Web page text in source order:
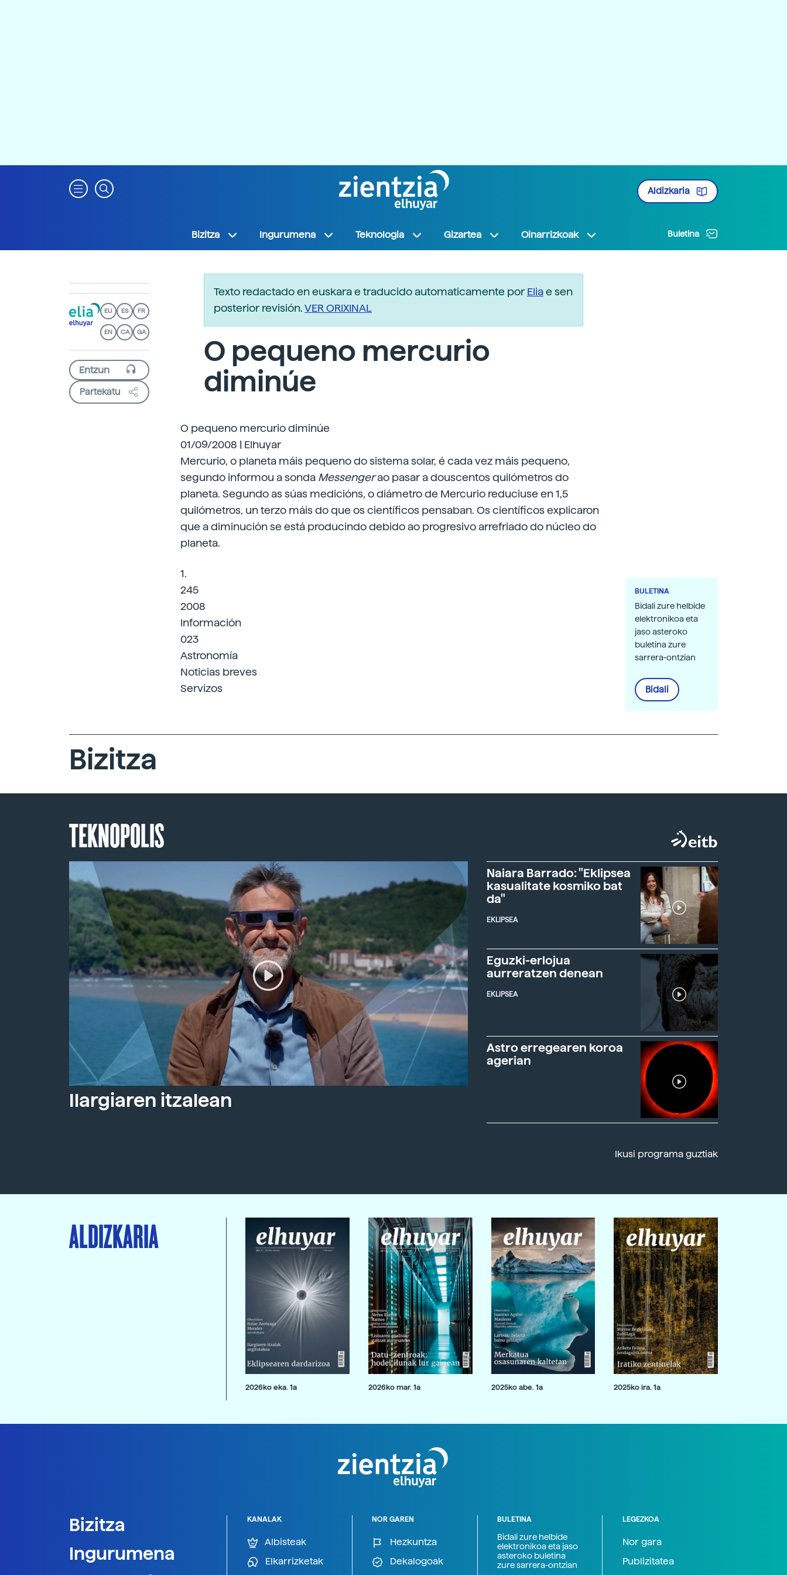
Aldizkaria
Bizitza Ingurumena Teknologia Gizartea Oinarrizkoak Buletina
EU ES FR
EN CA GA
Partekatu
Texto redactado en euskara e traducido automaticamente porEliae sen
posterior revisión.VER ORIXINAL
O pequeno mercurio
diminúe
O pequeno mercurio diminúe
01/09/2008 | Elhuyar
Mercurio, o planeta máis pequeno do sistema solar, é cada vez máis pequeno,
segundo informou a sonda Messengerao pasar a douscentos quilómetros do
planeta. Segundo as súas medicións, o diámetro de Mercurio reduciuse en 1,5
quilómetros, un terzo máis do que os científicos pensaban. Os científicos explicaron
que a diminución se está producindo debido ao progresivo arrefriado do núcleo do
planeta.
1.
245
2008
Información
023
Astronomía
Noticias breves
Servizos
BULETINA
Bidali zure helbide
elektronikoa eta
jaso asteroko
buletina zure
sarrera-ontzian
Bidali
Bizitza
TEKNOPOLIS
Ilargiaren itzalean
Naiara Barrado: "Eklipsea
kasualitate kosmiko bat
da"
EKLIPSEA
Eguzki-erlojua
aurreratzen denean
EKLIPSEA
Astro erregearen koroa
agerian
Ikusi programa guztiak
ALDIZKARIA
2026ko eka. 1a 2026ko mar. 1a 2025ko abe. 1a 2025ko ira. 1a
Bizitza
Ingurumena
KANALAK
Albisteak
Elkarrizketak
NOR GAREN
Hezkuntza
Dekalogoak
BULETINA
Bidali zure helbide
elektronikoa eta jaso
asteroko buletina
zure sarrera-ontzian
LEGEZKOA
Nor gara
Publizitatea